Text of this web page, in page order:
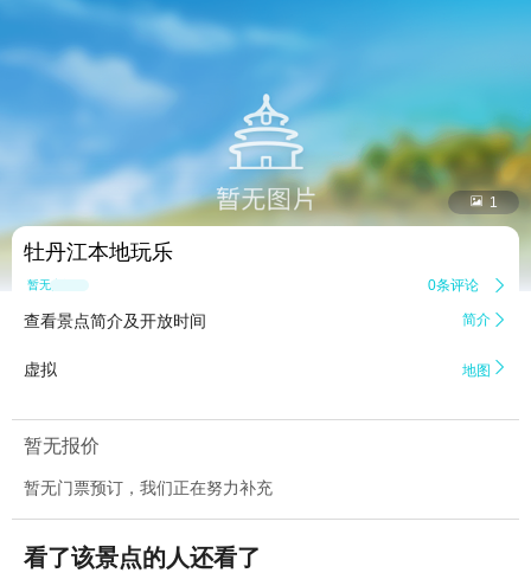
 1
牡丹江本地玩乐
暂无点评 0条评论 
查看景点简介及开放时间 简介 
虚拟 地图 
暂无报价
暂无门票预订，我们正在努力补充
看了该景点的人还看了